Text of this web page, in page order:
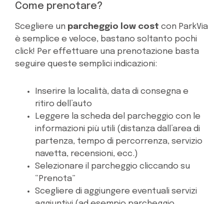
Come prenotare?
Scegliere un parcheggio low cost con ParkVia
è semplice e veloce, bastano soltanto pochi
click! Per effettuare una prenotazione basta
seguire queste semplici indicazioni:
Inserire la località, data di consegna e
ritiro dell’auto
Leggere la scheda del parcheggio con le
informazioni più utili (distanza dall’area di
partenza, tempo di percorrenza, servizio
navetta, recensioni, ecc.)
Selezionare il parcheggio cliccando su
“Prenota”
Scegliere di aggiungere eventuali servizi